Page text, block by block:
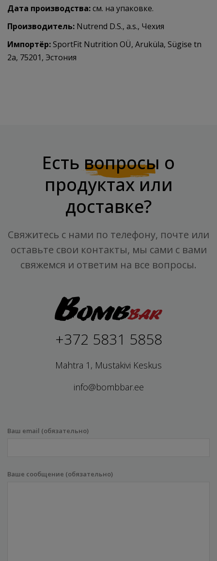
Дата производства:см. на упаковке.
Производитель: Nutrend D.S., a.s., Чехия
Импортёр:SportFit Nutrition OÜ, Aruküla, Sügise tn
2a, 75201, Эстония
Есть вопросы о
продуктах или
доставке?
Свяжитесь с нами по телефону, почте или
оставьте свои контакты, мы сами с вами
свяжемся и ответим на все вопросы.
+372 5831 5858
Mahtra 1, Mustakivi Keskus
info@bombbar.ee
Ваш email (обязательно)
Ваше сообщение (обязательно)